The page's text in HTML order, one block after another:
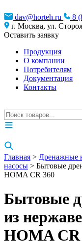
dav@horteh.ru
8
г. Москва, ул.
Оставить заявку
Продукция
О компании
Потребителям
Документация
Контакты
Главная > Дренажные
насосы > Бытовые
HOMA CR 360
Бытовые
из
HOMA CR